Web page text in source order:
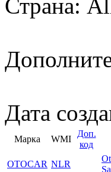
Страна:
Дата
Марка WMI
Доп.
код
OTOCAR NLR